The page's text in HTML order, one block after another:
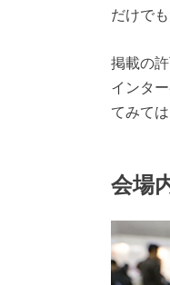
だけで
掲載の
インタ
てみて
会場